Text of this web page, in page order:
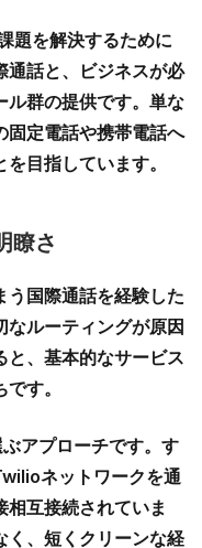
題を解決するために
通話と、ビジネスが必
ル群の提供です。単な
固定電話や携帯電話へ
目指しています。
瞭さ
う国際通話を経験した
ルーティングが原因
と、基本的なサービス
す。
アプローチです。す
ネットワークを通
相互接続されていま
く、短くクリーンな経